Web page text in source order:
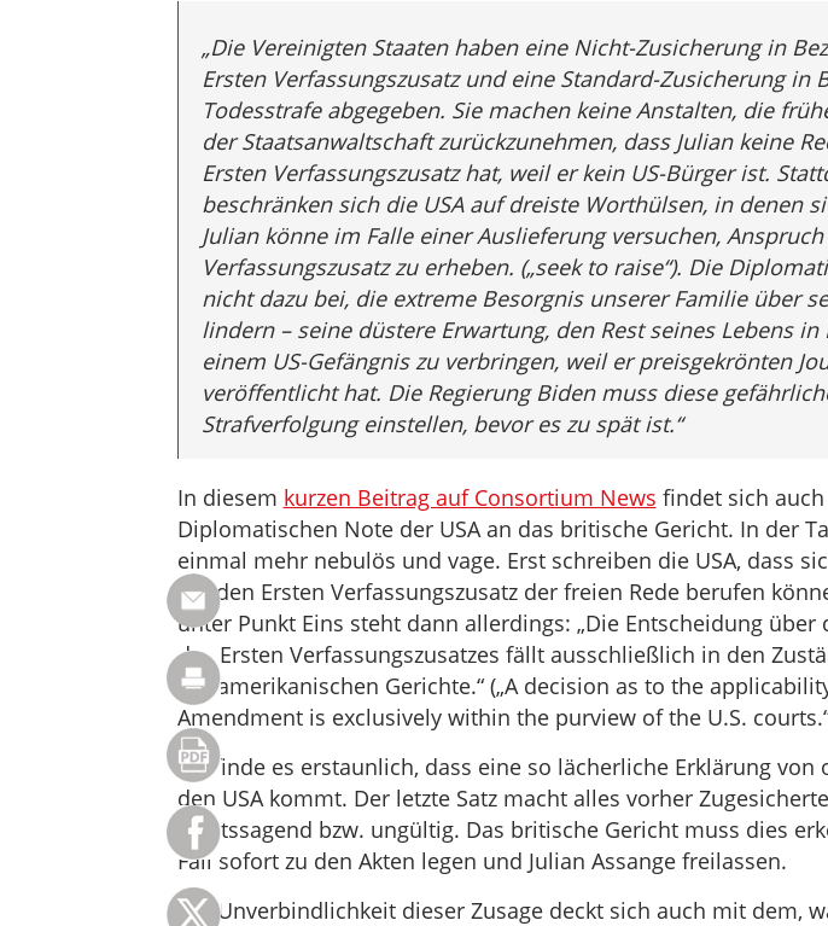
„Die Vereinigten Staaten haben eine Nicht-Zusicherung in
Ersten Verfassungszusatz und eine Standard-Zusicherung in
Todesstrafe abgegeben. Sie machen keine Anstalten, die
der Staatsanwaltschaft zurückzunehmen, dass Julian keine
Ersten Verfassungszusatz hat, weil er kein US-Bürger ist.
beschränken sich die USA auf dreiste Worthülsen, in denen
Julian könne im Falle einer Auslieferung versuchen,
Verfassungszusatz zu erheben. („seek to raise“). Die
nicht dazu bei, die extreme Besorgnis unserer Familie über
lindern – seine düstere Erwartung, den Rest seines Lebens
einem US-Gefängnis zu verbringen, weil er preisgekrönten
veröffentlicht hat. Die Regierung Biden muss diese
Strafverfolgung einstellen, bevor es zu spät ist.“
In diesem kurzen Beitrag auf Consortium News findet sich
Diplomatischen Note der USA an das britische Gericht. In der
einmal mehr nebulös und vage. Erst schreiben die USA, dass
auf den Ersten Verfassungszusatz der freien Rede berufen
unter Punkt Eins steht dann allerdings: „Die Entscheidung über
des Ersten Verfassungszusatzes fällt ausschließlich in den
der amerikanischen Gerichte.“ („A decision as to the
Amendment is exclusively within the purview of the U.S.
Ich finde es erstaunlich, dass eine so lächerliche Erklärung von
den USA kommt. Der letzte Satz macht alles vorher
nichtssagend bzw. ungültig. Das britische Gericht muss dies
Fall sofort zu den Akten legen und Julian Assange freilassen.
Die Unverbindlichkeit dieser Zusage deckt sich auch mit dem,